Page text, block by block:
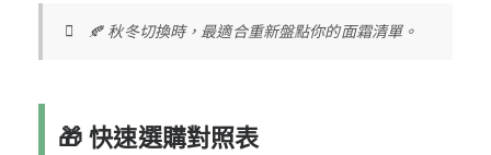
🍂 秋冬切換時，最適合重新盤點你的面霜清單。
🎁 快速選購對照表